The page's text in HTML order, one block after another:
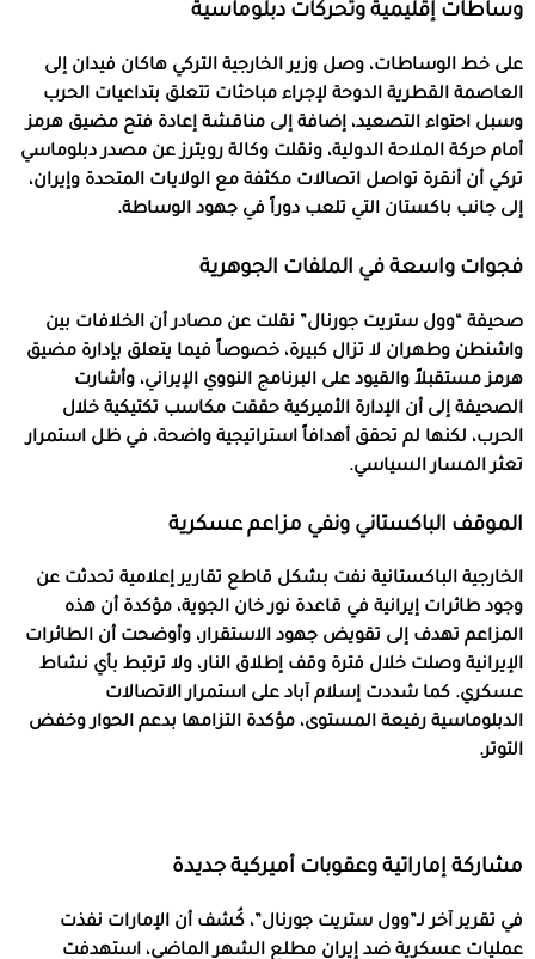
وساطات إقليمية وتحركات دبلوماسية
على خط الوساطات، وصل وزير الخارجية التركي هاكان فيدان إلى
العاصمة القطرية الدوحة لإجراء مباحثات تتعلق بتداعيات الحرب
وسبل احتواء التصعيد، إضافة إلى مناقشة إعادة فتح مضيق هرمز
أمام حركة الملاحة الدولية، ونقلت وكالة رويترز عن مصدر دبلوماسي
تركي أن أنقرة تواصل اتصالات مكثفة مع الولايات المتحدة وإيران،
إلى جانب باكستان التي تلعب دوراً في جهود الوساطة.
فجوات واسعة في الملفات الجوهرية
صحيفة “وول ستريت جورنال” نقلت عن مصادر أن الخلافات بين
واشنطن وطهران لا تزال كبيرة، خصوصاً فيما يتعلق بإدارة مضيق
هرمز مستقبلاً والقيود على البرنامج النووي الإيراني، وأشارت
الصحيفة إلى أن الإدارة الأميركية حققت مكاسب تكتيكية خلال
الحرب، لكنها لم تحقق أهدافاً استراتيجية واضحة، في ظل استمرار
تعثر المسار السياسي.
الموقف الباكستاني ونفي مزاعم عسكرية
الخارجية الباكستانية نفت بشكل قاطع تقارير إعلامية تحدثت عن
وجود طائرات إيرانية في قاعدة نور خان الجوية، مؤكدة أن هذه
المزاعم تهدف إلى تقويض جهود الاستقرار، وأوضحت أن الطائرات
الإيرانية وصلت خلال فترة وقف إطلاق النار، ولا ترتبط بأي نشاط
عسكري. كما شددت إسلام آباد على استمرار الاتصالات
الدبلوماسية رفيعة المستوى، مؤكدة التزامها بدعم الحوار وخفض
التوتر.
مشاركة إماراتية وعقوبات أميركية جديدة
في تقرير آخر لـ”وول ستريت جورنال”، كُشف أن الإمارات نفذت
عمليات عسكرية ضد إيران مطلع الشهر الماضي، استهدفت